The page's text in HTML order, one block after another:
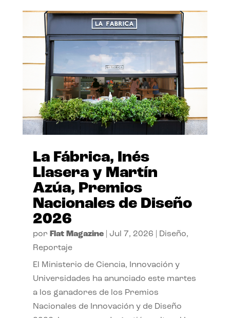
La Fábrica, Inés
Llasera y Martín
Azúa, Premios
Nacionales de Diseño
2026
por Flat Magazine| Jul 7, 2026 Diseño,
Reportaje
El Ministerio de Ciencia, Innovación y
Universidades ha anunciado este martes
a los ganadores de los Premios
Nacionales de Innovación y de Diseño